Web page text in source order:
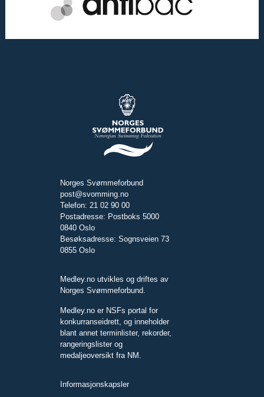
Norges Svømmeforbund
post@svomming.no
Telefon: 21 02 90 00
Postadresse: Postboks 5000
0840 Oslo
Besøksadresse: Sognsveien 73
0855 Oslo
Medley.no utvikles og driftes av
Norges Svømmeforbund.
Medley.no er NSFs portal for
konkurranseidrett, og inneholder
blant annet terminlister, rekorder,
rangeringslister og
medaljeoversikt fra NM.
Informasjonskapsler